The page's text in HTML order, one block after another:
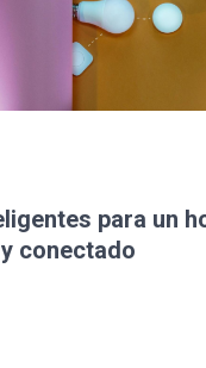
para un
conectado